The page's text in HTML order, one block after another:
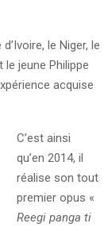
le Niger, le
le jeune Philippe
acquise
C’est ainsi
qu’en 2014, il
réalise son tout
premier opus «
Reegi panga ti